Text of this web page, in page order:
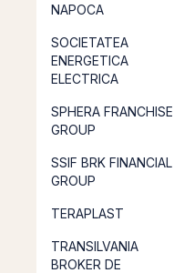
NAPOCA
SOCIETATEA
ENERGETICA
ELECTRICA
SPHERA FRANCHISE
GROUP
SSIF BRK FINANCIAL
GROUP
TERAPLAST
TRANSILVANIA
BROKER DE